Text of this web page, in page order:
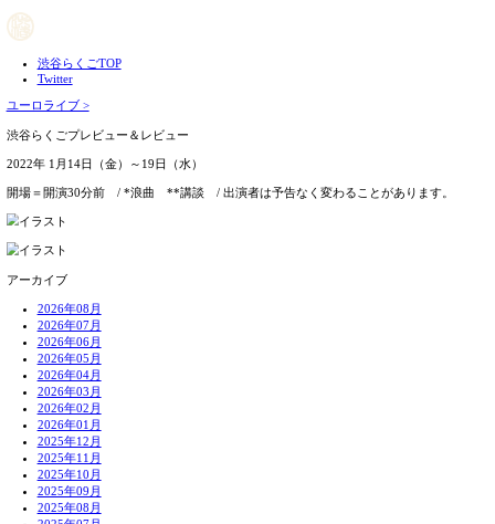
渋谷らくごTOP
Twitter
渋谷らくごプレビュー＆レビュー
2022年 1月14日（金）～19日（水）
開場＝開演30分前 / *浪曲 **講談 / 出演者は予告なく変わ
アーカイブ
2026年08月
2026年07月
2026年06月
2026年05月